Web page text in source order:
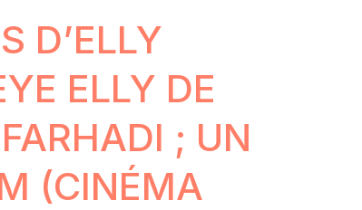
D’ELLY
ELLY DE
; UN
(CINÉMA